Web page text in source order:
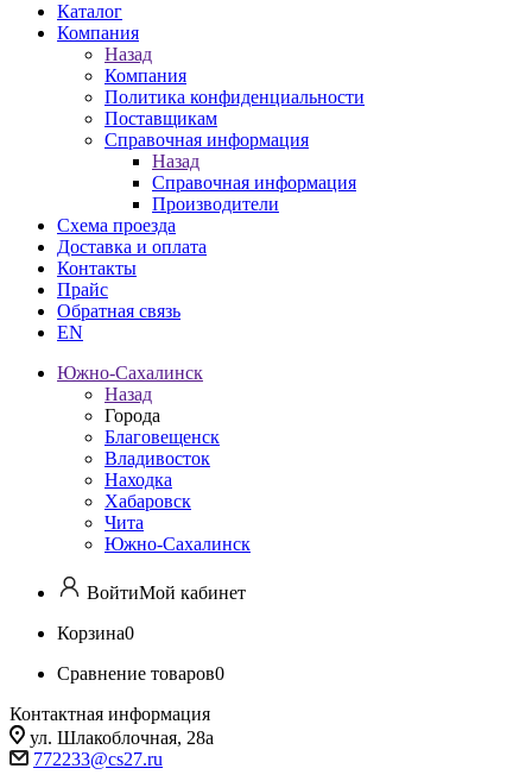
Каталог
Компания
Назад
Компания
Политика конфиденциальности
Поставщикам
Справочная информация
Назад
Справочная информация
Производители
Схема проезда
Доставка и оплата
Контакты
Прайс
Обратная связь
EN
Южно-Сахалинск
Назад
Города
Благовещенск
Владивосток
Находка
Хабаровск
Чита
Южно-Сахалинск
ВойтиМой кабинет
Корзина0
Сравнение товаров0
Контактная информация
ул. Шлакоблочная, 28а
772233@cs27.ru